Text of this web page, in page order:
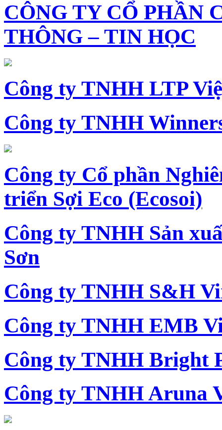
CÔNG TY CỔ PHẦN
THÔNG – TIN HỌC
Công ty TNHH LTP
Công ty TNHH
Công ty Cổ phần
triển Sợi Eco (Ecosoi)
Công ty TNHH Sản
Sơn
Công ty TNHH S&H
Công ty TNHH EMB
Công ty TNHH Bright
Công ty TNHH Aruna